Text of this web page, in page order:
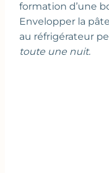
formation d’une
Envelopper la
au réfrigérateur
toute une nuit.